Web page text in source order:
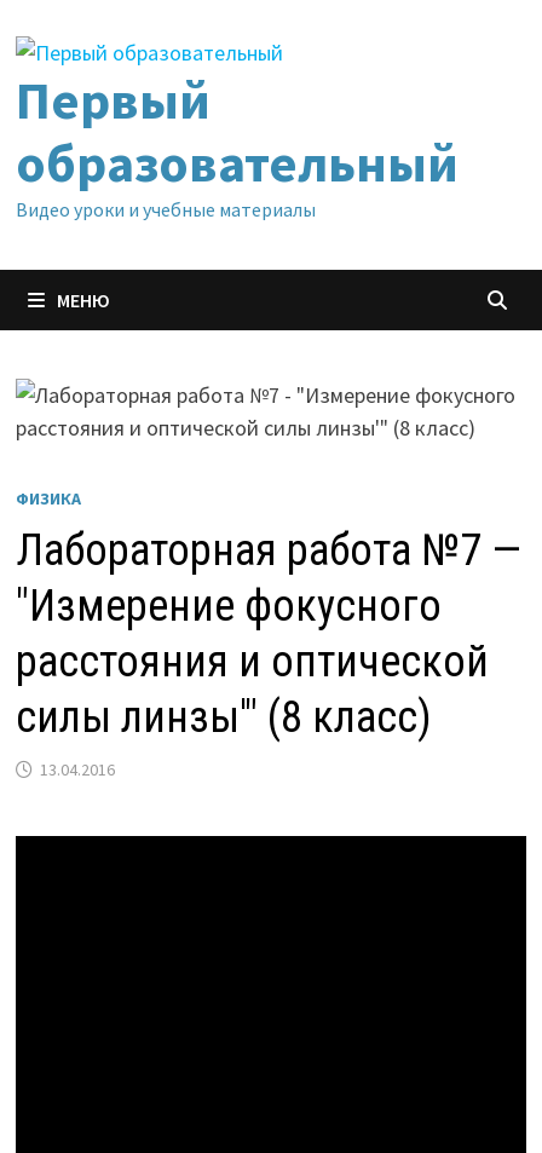
содержимому
Первый
образовательный
Видео уроки и учебные материалы
МЕНЮ
ФИЗИКА
Лабораторная работа №7 —
"Измерение фокусного
расстояния и оптической
силы линзы'" (8 класс)
13.04.2016